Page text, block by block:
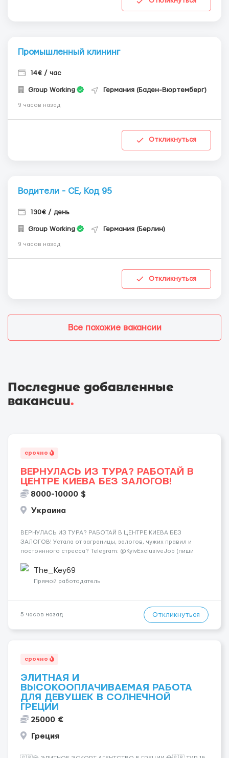
Промышленный клининг
14€ / час
Group Working Германия (Баден-Вюртемберг)
9 часов назад
Откликнуться
Водители - СЕ, Код 95
130€ / день
Group Working Германия (Берлин)
9 часов назад
Откликнуться
Все похожие вакансии
Последние добавленные
вакансии.
срочно
ВЕРНУЛАСЬ ИЗ ТУРА? РАБОТАЙ В
ЦЕНТРЕ КИЕВА БЕЗ ЗАЛОГОВ!
8000-10000 $
Украина
ВЕРНУЛАСЬ ИЗ ТУРА? РАБОТАЙ В ЦЕНТРЕ КИЕВА БЕЗ
ЗАЛОГОВ! Устала от заграницы, залогов, чужих правил и
постоянного стресса? Telegram: @KyivExclusiveJob (пиши
самом центре Киева Можно работать в эскорте или в
эротическом массаже (н...
The_Key69
Прямой работодатель
5 часов назад Откликнуться
срочно
ЭЛИТНАЯ И
ВЫСОКООПЛАЧИВАЕМАЯ РАБОТА
ДЛЯ ДЕВУШЕК В СОЛНЕЧНОЙ
ГРЕЦИИ
25000 €
Греция